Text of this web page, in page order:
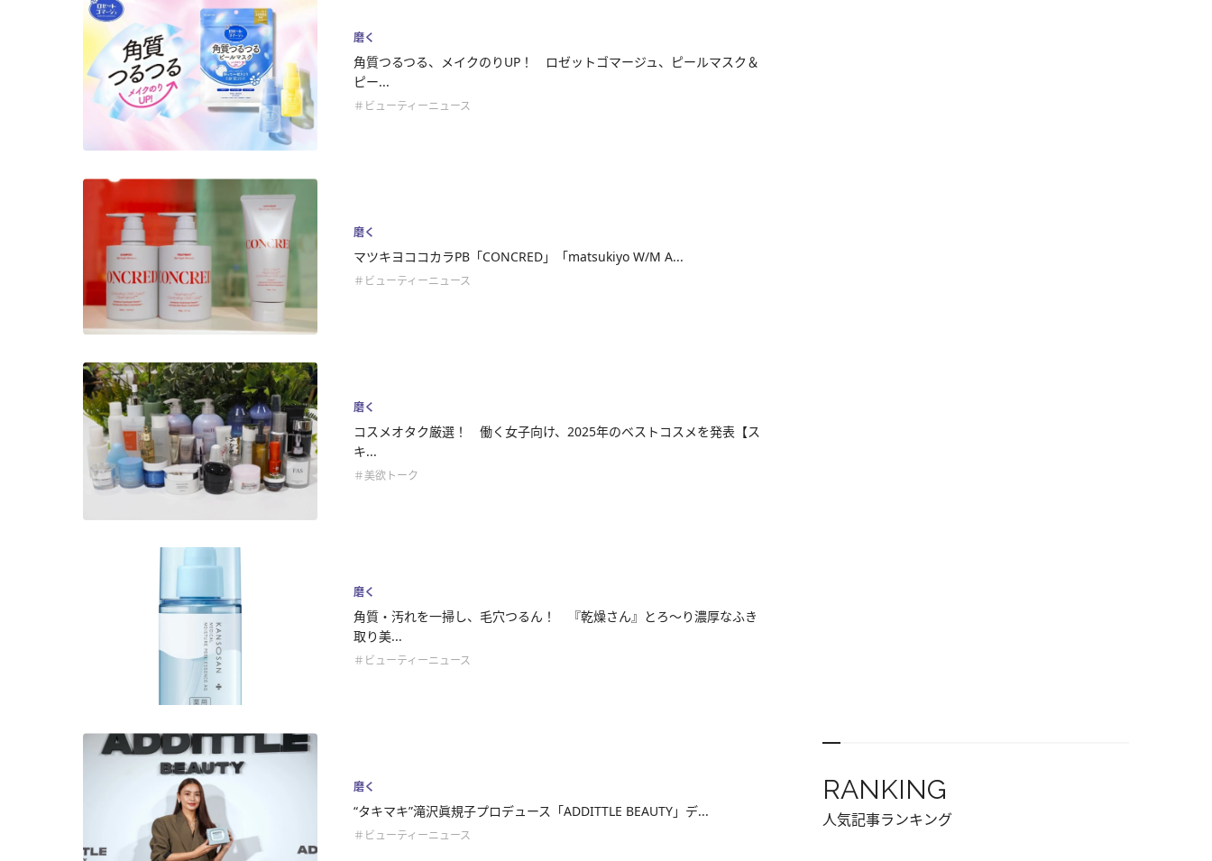
磨く
角質つるつる、メイクのりUP！ ロゼットゴマージュ、ピールマスク＆
ピー...
＃ビューティーニュース
磨く
マツキヨココカラPB「CONCRED」「matsukiyo W/M A...
＃ビューティーニュース
磨く
コスメオタク厳選！ 働く女子向け、2025年のベストコスメを発表【ス
キ...
＃美欲トーク
磨く
角質・汚れを一掃し、毛穴つるん！ 『乾燥さん』とろ〜り濃厚なふき
取り美...
＃ビューティーニュース
磨く
“タキマキ”滝沢眞規子プロデュース「ADDITTLE BEAUTY」デ...
＃ビューティーニュース
RANKING
人気記事ランキング